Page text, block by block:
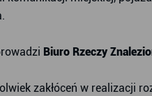
Biuro Rzeczy
zakłóceń w realizacji